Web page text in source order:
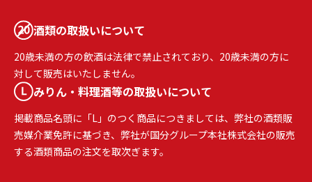
酒類の取扱いについて
20歳未満の方の飲酒は法律で禁止されており、20歳未満の方に
対して販売はいたしません。
みりん・料理酒等の取扱いについて
掲載商品名頭に「L」のつく商品につきましては、弊社の酒類販
売媒介業免許に基づき、弊社が国分グループ本社株式会社の販売
する酒類商品の注文を取次ぎます。